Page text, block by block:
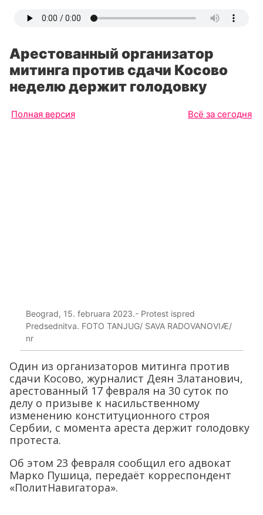
Арестованный организатор
митинга против сдачи Косово
неделю держит голодовку
Полная версия Всё за сегодня
Beograd, 15. februara 2023.- Protest ispred
Predsednitva. FOTO TANJUG/ SAVA RADOVANOVIÆ/
nr
Один из организаторов митинга против
сдачи Косово, журналист Деян Златанович,
арестованный 17 февраля на 30 суток по
делу о призыве к насильственному
изменению конституционного строя
Сербии, с момента ареста держит голодовку
протеста.
Об этом 23 февраля сообщил его адвокат
Марко Пушица, передаёт корреспондент
«ПолитНавигатора».